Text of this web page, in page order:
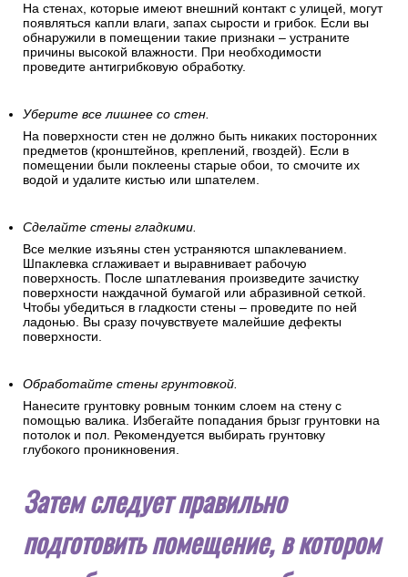
На стенах, которые имеют внешний контакт с улицей, могут
появляться капли влаги, запах сырости и грибок. Если вы
обнаружили в помещении такие признаки – устраните
причины высокой влажности. При необходимости
проведите антигрибковую обработку.
Уберите все лишнее со стен.
На поверхности стен не должно быть никаких посторонних
предметов (кронштейнов, креплений, гвоздей). Если в
помещении были поклеены старые обои, то смочите их
водой и удалите кистью или шпателем.
Сделайте стены гладкими.
Все мелкие изъяны стен устраняются шпаклеванием.
Шпаклевка сглаживает и выравнивает рабочую
поверхность. После шпатлевания произведите зачистку
поверхности наждачной бумагой или абразивной сеткой.
Чтобы убедиться в гладкости стены – проведите по ней
ладонью. Вы сразу почувствуете малейшие дефекты
поверхности.
Обработайте стены грунтовкой.
Нанесите грунтовку ровным тонким слоем на стену с
помощью валика. Избегайте попадания брызг грунтовки на
потолок и пол. Рекомендуется выбирать грунтовку
глубокого проникновения.
Затем следует правильно
подготовить помещение, в котором